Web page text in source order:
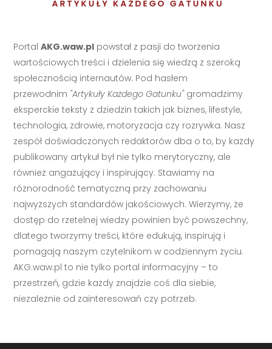
PortalAKG.waw.pl powstał z pasji do tworzenia
wartościowych treści i dzielenia się wiedzą z szeroką
społecznością internautów. Pod hasłem
przewodnim "Artykuły Każdego Gatunku"gromadzimy
eksperckie teksty z dziedzin takich jak biznes, lifestyle,
technologia, zdrowie, motoryzacja czy rozrywka. Nasz
zespół doświadczonych redaktorów dba o to, by każdy
publikowany artykuł był nie tylko merytoryczny, ale
również angażujący i inspirujący. Stawiamy na
różnorodność tematyczną przy zachowaniu
najwyższych standardów jakościowych. Wierzymy, że
dostęp do rzetelnej wiedzy powinien być powszechny,
dlatego tworzymy treści, które edukują, inspirują i
pomagają naszym czytelnikom w codziennym życiu.
AKG.waw.pl to nie tylko portal informacyjny – to
przestrzeń, gdzie każdy znajdzie coś dla siebie,
niezależnie od zainteresowań czy potrzeb.